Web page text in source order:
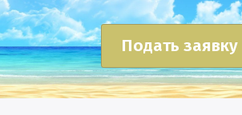
Подать заявку